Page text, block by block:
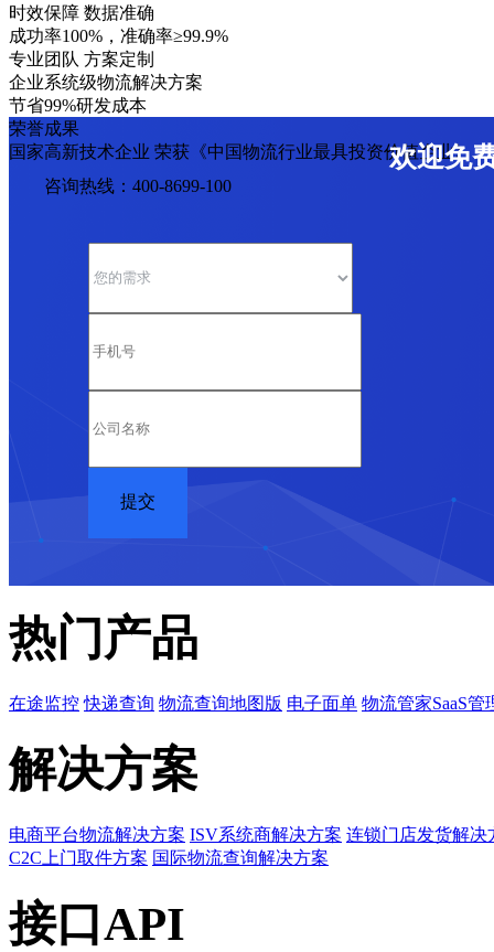
时效保障 数据准确
成功率100%，准确率≥99.9%
专业团队 方案定制
企业系统级物流解决方案
节省99%研发成本
荣誉成果
国家高新技术企业 荣获《中国物流行业最具投资价值企业》
欢迎免
咨询热线：400-8699-100
热门产品
在途监控 快递查询 物流查询地图版 电子面单 物流管家SaaS管
解决方案
电商平台物流解决方案 ISV系统商解决方案 连锁门店发货解决
C2C上门取件方案 国际物流查询解决方案
接口API